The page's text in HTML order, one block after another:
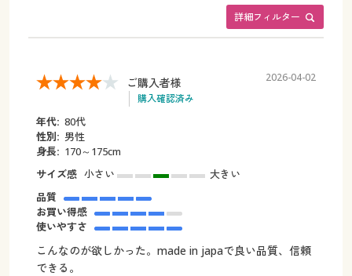
詳細フィルター
ご購入者様
購入確認済み
2026-04-02
年代: 80代
性別: 男性
身長: 170～175cm
サイズ感 小さい
大きい
品質
お買い得感
使いやすさ
こんなのが欲しかった。made in japaで良い品質、信頼
できる。